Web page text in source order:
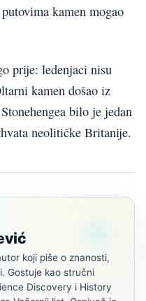
kamen mogao
prije: ledenjaci nisu
kamen došao iz
bilo je jedan
neolitičke Britanije.
koji piše o znanosti,
Gostuje kao stručni
Discovery i History